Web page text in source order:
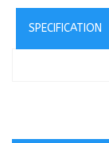
SPECIFICATION